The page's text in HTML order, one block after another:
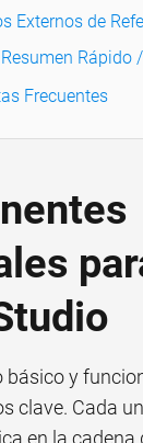
Externos de
Rápido
Frecuentes
básico y
clave. Cada
en la cadena